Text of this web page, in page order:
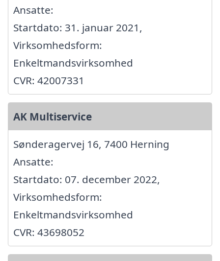
Ansatte:
Startdato: 31. januar 2021,
Virksomhedsform:
Enkeltmandsvirksomhed
CVR: 42007331
AK Multiservice
Sønderagervej 16, 7400 Herning
Ansatte:
Startdato: 07. december 2022,
Virksomhedsform:
Enkeltmandsvirksomhed
CVR: 43698052